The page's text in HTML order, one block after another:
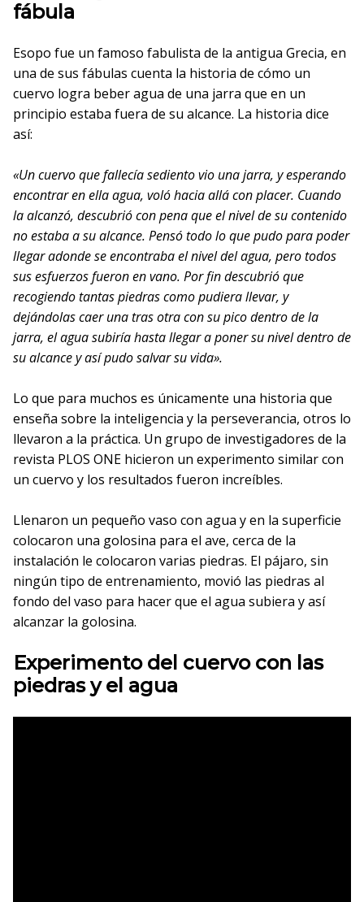
fábula
Esopo fue un famoso fabulista de la antigua Grecia, en
una de sus fábulas cuenta la historia de cómo un
cuervo logra beber agua de una jarra que en un
principio estaba fuera de su alcance. La historia dice
así:
«Un cuervo que fallecía sediento vio una jarra, y esperando
encontrar en ella agua, voló hacia allá con placer. Cuando
la alcanzó, descubrió con pena que el nivel de su contenido
no estaba a su alcance. Pensó todo lo que pudo para poder
llegar adonde se encontraba el nivel del agua, pero todos
sus esfuerzos fueron en vano. Por fin descubrió que
recogiendo tantas piedras como pudiera llevar, y
dejándolas caer una tras otra con su pico dentro de la
jarra, el agua subiría hasta llegar a poner su nivel dentro de
su alcance y así pudo salvar su vida».
Lo que para muchos es únicamente una historia que
enseña sobre la inteligencia y la perseverancia, otros lo
llevaron a la práctica. Un grupo de investigadores de la
revista PLOS ONE hicieron un experimento similar con
un cuervo y los resultados fueron increíbles.
Llenaron un pequeño vaso con agua y en la superficie
colocaron una golosina para el ave, cerca de la
instalación le colocaron varias piedras. El pájaro, sin
ningún tipo de entrenamiento, movió las piedras al
fondo del vaso para hacer que el agua subiera y así
alcanzar la golosina.
Experimento del cuervo con las
piedras y el agua